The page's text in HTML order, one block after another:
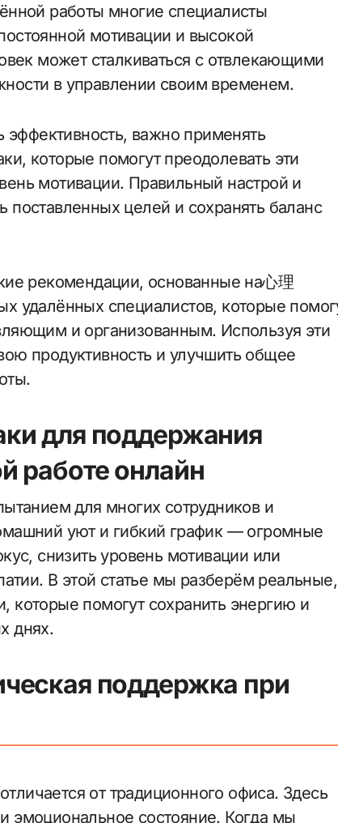
мотивации и высокой
может сталкиваться с отвлекающими
в управлении своим временем.
эффективность, важно применять
которые помогут преодолевать эти
мотивации. Правильный настрой и
поставленных целей и сохранять баланс
рекомендации, основанные на心理
удалённых специалистов, которые
и организованным. Используя эти
продуктивность и улучшить общее
для поддержания
работе онлайн
для многих сотрудников и
уют и гибкий график — огромные
снизить уровень мотивации или
В этой статье мы разберём реальные,
которые помогут сохранить энергию и
днях.
поддержка при
от традиционного офиса. Здесь
эмоциональное состояние. Когда мы